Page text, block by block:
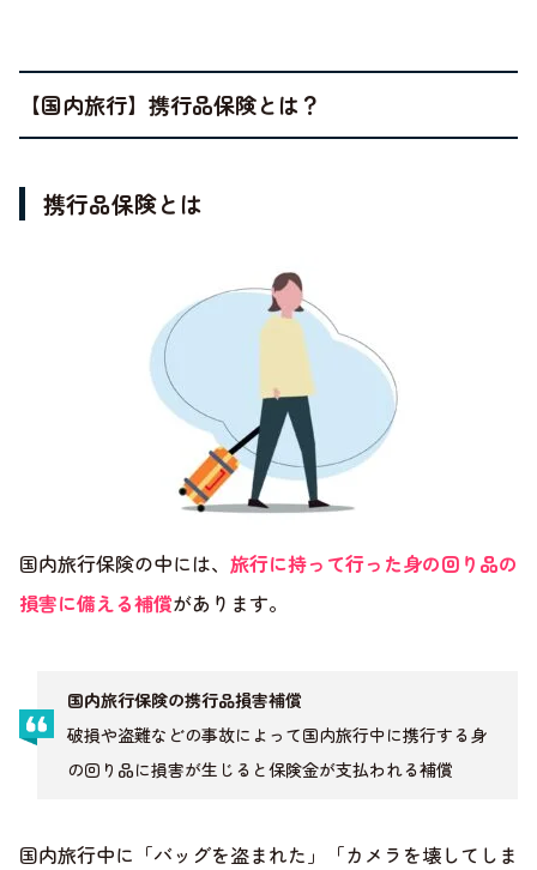
【国内旅行】携行品保険とは？
携行品保険とは
国内旅行保険の中には、 旅行に持って行った身の回り品の
損害に備える補償があります。
国内旅行保険の携行品損害補償
破損や盗難などの事故によって国内旅行中に携行する身
の回り品に損害が生じると保険金が支払われる補償
国内旅行中に「バッグを盗まれた」「カメラを壊してしま